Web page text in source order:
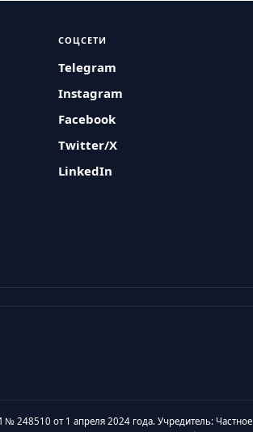
СОЦСЕТИ
Telegram
Instagram
Facebook
Twitter/X
LinkedIn
№ 248510 от 1 апреля 2024 года. Учредитель: Частное